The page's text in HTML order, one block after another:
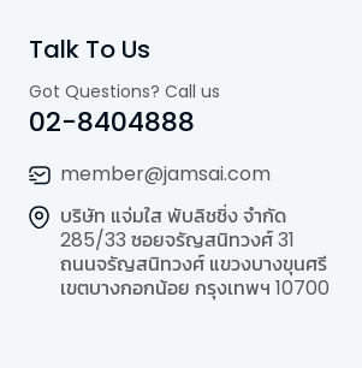
Talk To Us
Got Questions? Call us
02-8404888
member@jamsai.com
บริษัท แจ่มใส พับลิชชิ่ง จำกัด
285/33 ซอยจรัญสนิทวงศ์ 31
ถนนจรัญสนิทวงศ์ แขวงบางขุนศรี
เขตบางกอกน้อย กรุงเทพฯ 10700